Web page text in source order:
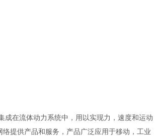
在流体动力系统中，用以实现力，速度和运动
提供产品和服务，产品广泛应用于移动，工业